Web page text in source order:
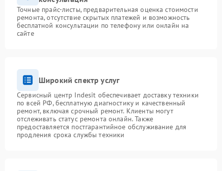
Точные прайс-листы, предварительная оценка стоимости
ремонта, отсутствие скрытых платежей и возможность
бесплатной консультации по телефону или онлайн на
сайте
Широкий спектр услуг
Сервисный центр Indesit обеспечивает доставку техники
по всей РФ, бесплатную диагностику и качественный
ремонт, включая срочный ремонт. Клиенты могут
отслеживать статус ремонта онлайн. Также
предоставляется постгарантийное обслуживание для
продления срока службы техники